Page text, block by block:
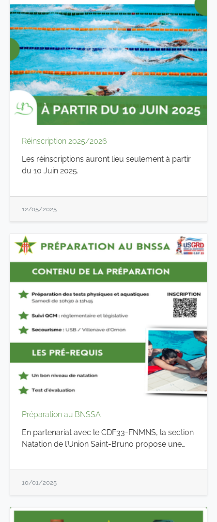
Réinscription 2025/2026
Les réinscriptions auront lieu seulement à partir
du 10 Juin 2025.
12/05/2025
Préparation au BNSSA
En partenariat avec le CDF33-FNMNS, la section
Natation de l’Union Saint-Bruno propose une…
10/01/2025